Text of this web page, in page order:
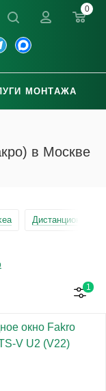
0
МОНТАЖА
в Москве
Дистанционные
1